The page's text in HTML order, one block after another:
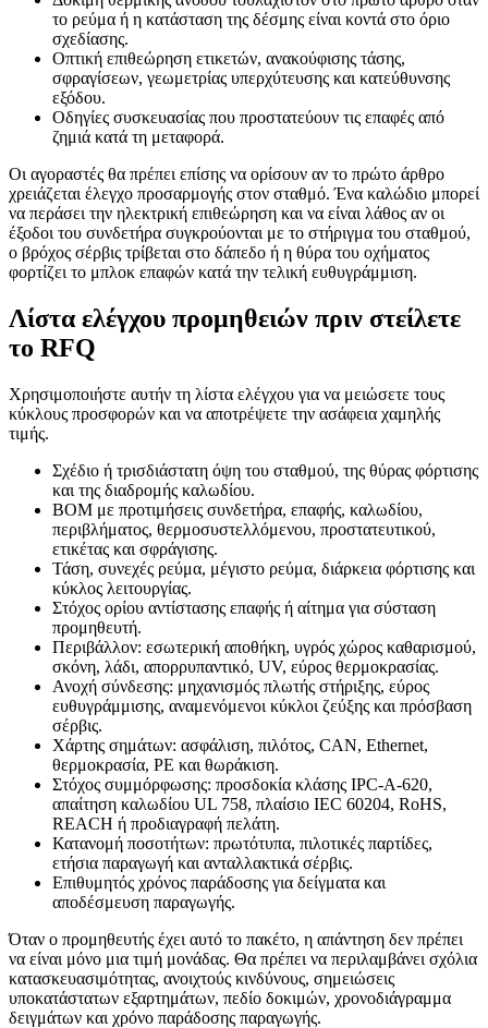
το ρεύμα ή η κατάσταση της δέσμης είναι κοντά στο όριο
σχεδίασης.
Οπτική επιθεώρηση ετικετών, ανακούφισης τάσης,
σφραγίσεων, γεωμετρίας υπερχύτευσης και κατεύθυνσης
εξόδου.
Οδηγίες συσκευασίας που προστατεύουν τις επαφές από
ζημιά κατά τη μεταφορά.
Οι αγοραστές θα πρέπει επίσης να ορίσουν αν το πρώτο άρθρο
χρειάζεται έλεγχο προσαρμογής στον σταθμό. Ένα καλώδιο μπορεί
να περάσει την ηλεκτρική επιθεώρηση και να είναι λάθος αν οι
έξοδοι του συνδετήρα συγκρούονται με το στήριγμα του σταθμού,
ο βρόχος σέρβις τρίβεται στο δάπεδο ή η θύρα του οχήματος
φορτίζει το μπλοκ επαφών κατά την τελική ευθυγράμμιση.
Λίστα ελέγχου προμηθειών πριν στείλετε
το RFQ
Χρησιμοποιήστε αυτήν τη λίστα ελέγχου για να μειώσετε τους
κύκλους προσφορών και να αποτρέψετε την ασάφεια χαμηλής
τιμής.
Σχέδιο ή τρισδιάστατη όψη του σταθμού, της θύρας φόρτισης
και της διαδρομής καλωδίου.
BOM με προτιμήσεις συνδετήρα, επαφής, καλωδίου,
περιβλήματος, θερμοσυστελλόμενου, προστατευτικού,
ετικέτας και σφράγισης.
Τάση, συνεχές ρεύμα, μέγιστο ρεύμα, διάρκεια φόρτισης και
κύκλος λειτουργίας.
Στόχος ορίου αντίστασης επαφής ή αίτημα για σύσταση
προμηθευτή.
Περιβάλλον: εσωτερική αποθήκη, υγρός χώρος καθαρισμού,
σκόνη, λάδι, απορρυπαντικό, UV, εύρος θερμοκρασίας.
Ανοχή σύνδεσης: μηχανισμός πλωτής στήριξης, εύρος
ευθυγράμμισης, αναμενόμενοι κύκλοι ζεύξης και πρόσβαση
σέρβις.
Χάρτης σημάτων: ασφάλιση, πιλότος, CAN, Ethernet,
θερμοκρασία, PE και θωράκιση.
Στόχος συμμόρφωσης: προσδοκία κλάσης IPC-A-620,
απαίτηση καλωδίου UL 758, πλαίσιο IEC 60204, RoHS,
REACH ή προδιαγραφή πελάτη.
Κατανομή ποσοτήτων: πρωτότυπα, πιλοτικές παρτίδες,
ετήσια παραγωγή και ανταλλακτικά σέρβις.
Επιθυμητός χρόνος παράδοσης για δείγματα και
αποδέσμευση παραγωγής.
Όταν ο προμηθευτής έχει αυτό το πακέτο, η απάντηση δεν πρέπει
να είναι μόνο μια τιμή μονάδας. Θα πρέπει να περιλαμβάνει σχόλια
κατασκευασιμότητας, ανοιχτούς κινδύνους, σημειώσεις
υποκατάστατων εξαρτημάτων, πεδίο δοκιμών, χρονοδιάγραμμα
δειγμάτων και χρόνο παράδοσης παραγωγής.